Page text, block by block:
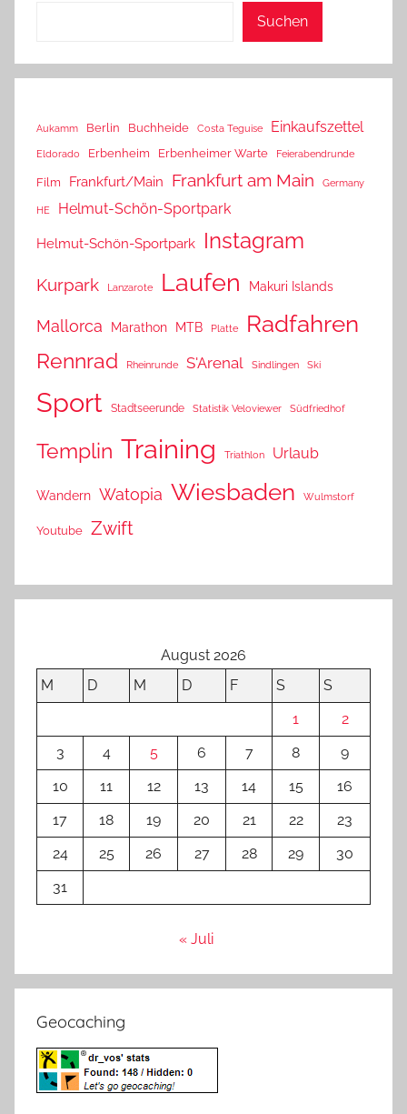
Suchen
Aukamm Berlin Buchheide Costa Teguise Einkaufszettel
Eldorado Erbenheim Erbenheimer Warte Feierabendrunde
Film Frankfurt/Main Frankfurt am Main Germany
HE Helmut-Schön-Sportpark
Helmut-Schön-Sportpark Instagram
Kurpark Lanzarote Laufen Makuri Islands
Mallorca Marathon MTB Platte Radfahren
Rennrad Rheinrunde S'Arenal Sindlingen Ski
Sport Stadtseerunde Statistik Veloviewer Südfriedhof
Templin Training Triathlon Urlaub
Wandern Watopia Wiesbaden Wulmstorf
Youtube Zwift
August 2026
M
D M D F S
S
1
2
3
4 5 6 7 8
9
10
11 12 13 14 15
16
17
18 19 20 21 22
23
24
25 26 27 28 29
30
31
« Juli
Geocaching